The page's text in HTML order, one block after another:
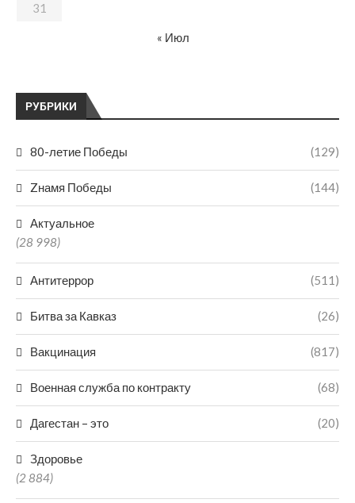
РУБРИКИ
80-летие Победы (129)
Zнамя Победы (144)
Актуальное
(28 998)
Антитеррор (511)
Битва за Кавказ (26)
Вакцинация (817)
Военная служба по контракту (68)
Дагестан – это (20)
Здоровье
(2 884)
31
« Июл